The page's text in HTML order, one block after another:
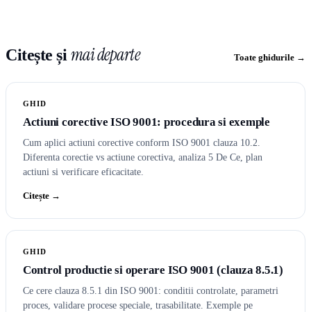
Citește și mai departe Toate ghidurile →
GHID
Actiuni corective ISO 9001: procedura si exemple
Cum aplici actiuni corective conform ISO 9001 clauza 10.2.
Diferenta corectie vs actiune corectiva, analiza 5 De Ce, plan
actiuni si verificare eficacitate.
Citește →
GHID
Control productie si operare ISO 9001 (clauza 8.5.1)
Ce cere clauza 8.5.1 din ISO 9001: conditii controlate, parametri
proces, validare procese speciale, trasabilitate. Exemple pe